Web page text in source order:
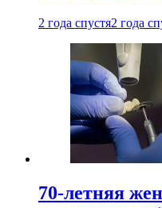
2 года спустя2 года
70-летняя